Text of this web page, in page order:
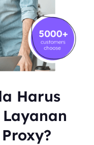
Harus